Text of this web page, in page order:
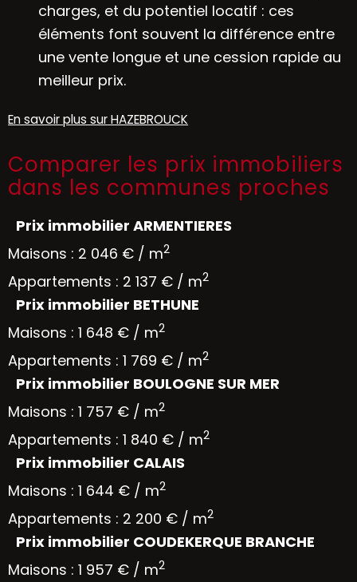
charges, et du potentiel locatif : ces
éléments font souvent la différence entre
une vente longue et une cession rapide au
meilleur prix.
En savoir plus sur HAZEBROUCK
Comparer les prix immobiliers
dans les communes proches
Prix immobilier ARMENTIERES
Maisons : 2 046 € / m2
Appartements : 2 137 € / m2
Prix immobilier BETHUNE
Maisons : 1 648 € / m2
Appartements : 1 769 € / m2
Prix immobilier BOULOGNE SUR MER
Maisons : 1 757 € / m2
Appartements : 1 840 € / m2
Prix immobilier CALAIS
Maisons : 1 644 € / m2
Appartements : 2 200 € / m2
Prix immobilier COUDEKERQUE BRANCHE
Maisons : 1 957 € / m2